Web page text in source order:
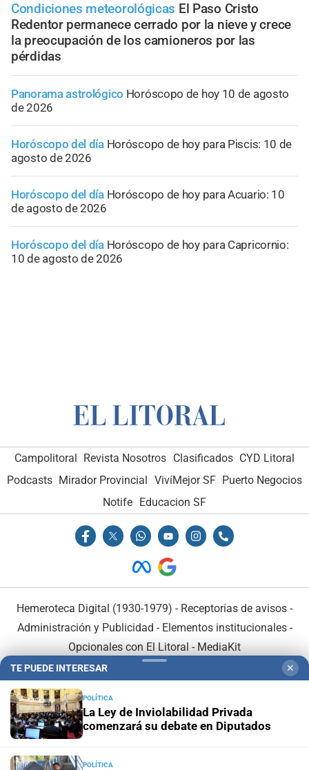
Condiciones meteorológicas El Paso Cristo
Redentor permanece cerrado por la nieve y crece
la preocupación de los camioneros por las
pérdidas
Panorama astrológico Horóscopo de hoy 10 de agosto
de 2026
Horóscopo del día Horóscopo de hoy para Piscis: 10 de
agosto de 2026
Horóscopo del día Horóscopo de hoy para Acuario: 10
de agosto de 2026
Horóscopo del día Horóscopo de hoy para Capricornio:
10 de agosto de 2026
Campolitoral Revista Nosotros Clasificados CYD Litoral
Podcasts Mirador Provincial VivíMejor SF Puerto Negocios
Notife
Educacion SF
Hemeroteca Digital (1930-1979) - Receptorías de avisos -
Administración y Publicidad - Elementos institucionales-
Opcionales con El Litoral - MediaKit
TE PUEDE INTERESAR ✕
POLÍTICA
La Ley de Inviolabilidad Privada
comenzará su debate en Diputados
POLÍTICA